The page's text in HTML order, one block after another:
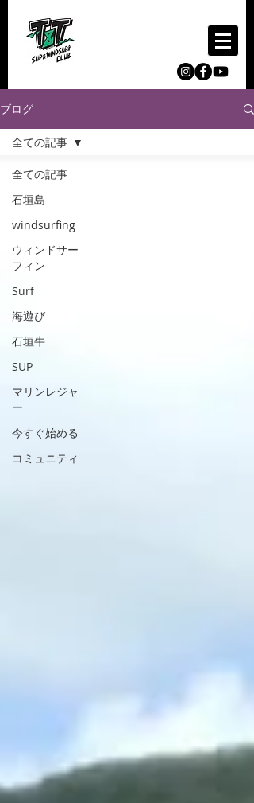
ブログ
全ての記事
石垣島
windsurfing
ウィンドサー
フィン
Surf
海遊び
石垣牛
SUP
マリンレジャ
ー
今すぐ始める
コミュニティ
全ての記事